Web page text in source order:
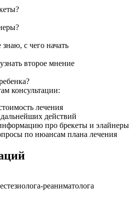
с чего начать
второе мнение
консультации:
лечения
действий
про брекеты и элайнеры
по нюансам плана лечения
реаниматолога